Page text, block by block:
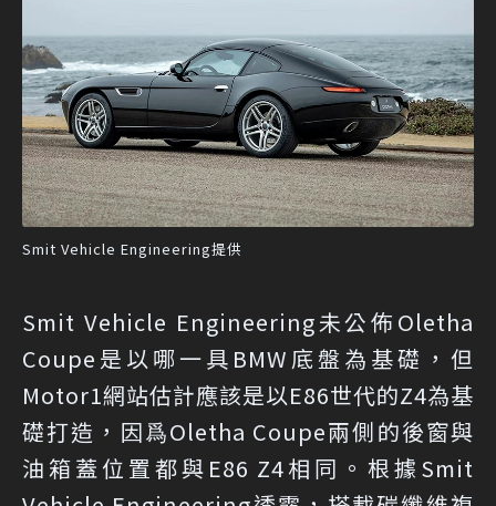
Smit Vehicle Engineering提供
Smit Vehicle Engineering未公佈Oletha
Coupe是以哪一具BMW底盤為基礎，但
Motor1網站估計應該是以E86世代的Z4為基
礎打造，因爲Oletha Coupe兩側的後窗與
油箱蓋位置都與E86 Z4相同。根據Smit